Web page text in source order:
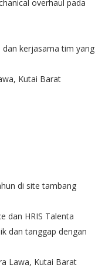
overhaul pada
dan kerjasama tim yang
Kutai Barat
di site tambang
dan HRIS Talenta
dan tanggap dengan
Lawa, Kutai Barat